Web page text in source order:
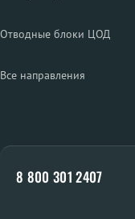
Отводные блоки ЦОД
Все направления
8 800 301 2407